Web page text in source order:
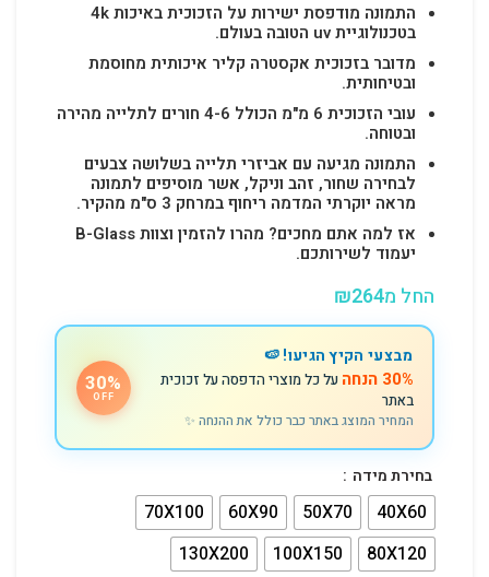
התמונה מודפסת ישירות על הזכוכית באיכות 4k
בטכנולוגיית uv הטובה בעולם.
מדובר בזכוכית אקסטרה קליר איכותית מחוסמת
ובטיחותית.
עובי הזכוכית 6 מ"מ הכולל 4-6 חורים לתלייה מהירה
ובטוחה.
התמונה מגיעה עם אביזרי תלייה בשלושה צבעים
לבחירה שחור, זהב וניקל, אשר מוסיפים לתמונה
מראה יוקרתי המדמה ריחוף במרחק 3 ס"מ מהקיר.
אז למה אתם מחכים? מהרו להזמין וצוות B-Glass
יעמוד לשירותכם.
החל מ ₪264
מבצעי הקיץ הגיעו! 🍉
30% הנחה
על כל מוצרי הדפסה על זכוכית
באתר
המחיר המוצג באתר כבר כולל את ההנחה ✨
30%
OFF
בחירת מידה
40X60
50X70
60X90
70X100
80X120
100X150
130X200